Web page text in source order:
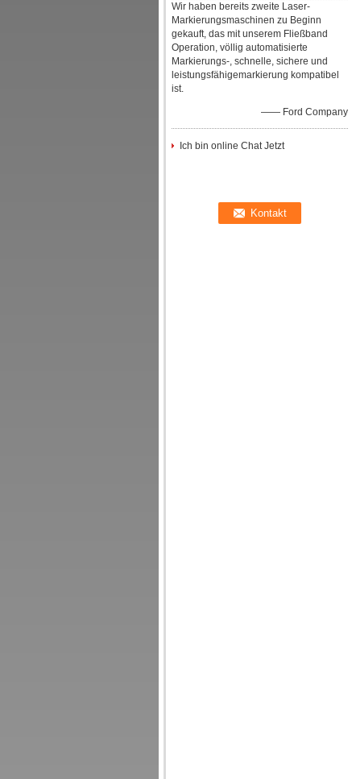
Wir haben bereits zweite Laser-
Markierungsmaschinen zu Beginn
gekauft, das mit unserem Fließband
Operation, völlig automatisierte
Markierungs-, schnelle, sichere und
leistungsfähigemarkierung kompatibel
ist.
—— Ford Company
Ich bin online Chat Jetzt